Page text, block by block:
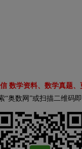
数学资料、数学真题
“奥数网”或扫描二维码